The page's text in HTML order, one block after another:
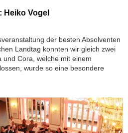
Heiko Vogel
der besten Absolventen
Landtag konnten wir gleich zwei
und Cora, welche mit einem
wurde so eine besondere